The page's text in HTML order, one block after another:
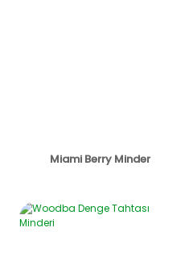
Miami Berry Minder